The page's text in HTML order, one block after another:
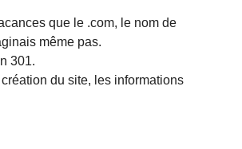
que le .com, le nom de
même pas.
301.
du site, les informations